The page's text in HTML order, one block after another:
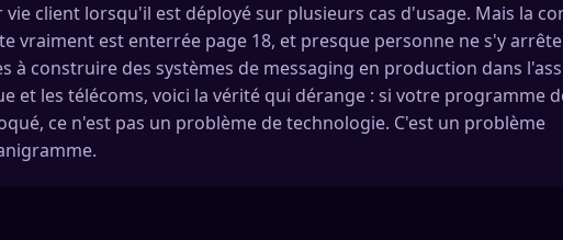
vie client lorsqu'il est déployé sur plusieurs cas d'usage. Mais la
vraiment est enterrée page 18, et presque personne ne s'y
à construire des systèmes de messaging en production dans
et les télécoms, voici la vérité qui dérange : si votre programme
ce n'est pas un problème de technologie. C'est un problème